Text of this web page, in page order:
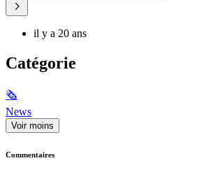
il y a 20 ans
Catégorie
🗞
News
Voir moins
Commentaires